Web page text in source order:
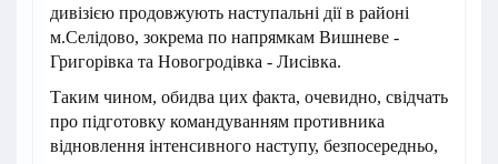
дивізією продовжують наступальні дії в районі
м.Селідово, зокрема по напрямкам Вишневе -
Григорівка та Новогродівка - Лисівка.
Таким чином, обидва цих факта, очевидно, свідчать
про підготовку командуванням противника
відновлення інтенсивного наступу, безпосередньо,